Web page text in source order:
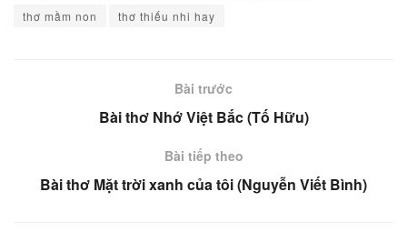
thơ mầm non
thơ thiếu nhi hay
Bài trước
Bài thơ Nhớ Việt Bắc (Tố Hữu)
Bài tiếp theo
Bài thơ Mặt trời xanh của tôi (Nguyễn Viết Bình)